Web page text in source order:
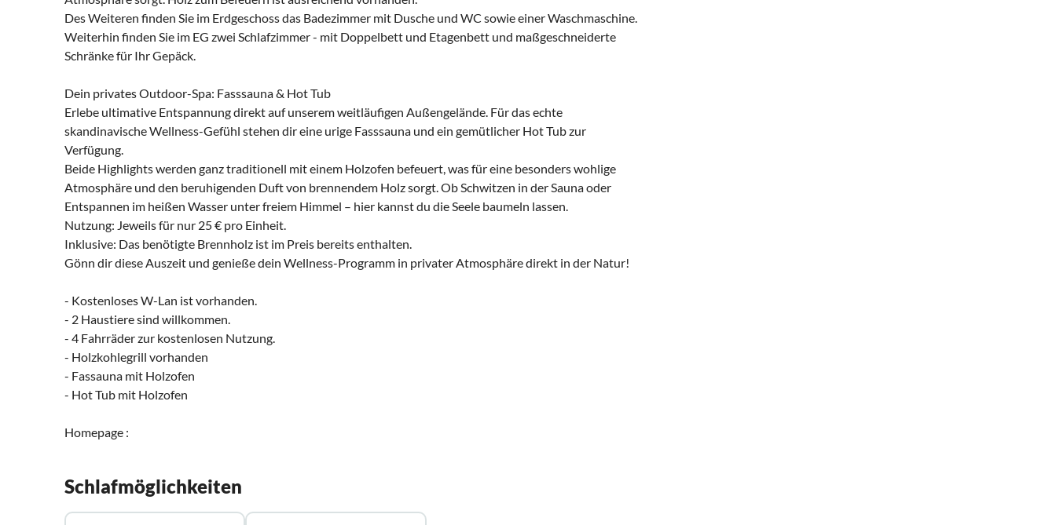
Des Weiteren finden Sie im Erdgeschoss das Badezimmer mit Dusche und WC sowie einer Waschmaschine.
Weiterhin finden Sie im EG zwei Schlafzimmer - mit Doppelbett und Etagenbett und maßgeschneiderte
Schränke für Ihr Gepäck.
Dein privates Outdoor-Spa: Fasssauna & Hot Tub
Erlebe ultimative Entspannung direkt auf unserem weitläufigen Außengelände. Für das echte
skandinavische Wellness-Gefühl stehen dir eine urige Fasssauna und ein gemütlicher Hot Tub zur
Verfügung.
Beide Highlights werden ganz traditionell mit einem Holzofen befeuert, was für eine besonders wohlige
Atmosphäre und den beruhigenden Duft von brennendem Holz sorgt. Ob Schwitzen in der Sauna oder
Entspannen im heißen Wasser unter freiem Himmel – hier kannst du die Seele baumeln lassen.
Nutzung: Jeweils für nur 25 € pro Einheit.
Inklusive: Das benötigte Brennholz ist im Preis bereits enthalten.
Gönn dir diese Auszeit und genieße dein Wellness-Programm in privater Atmosphäre direkt in der Natur!
- Kostenloses W-Lan ist vorhanden.
- 2 Haustiere sind willkommen.
- 4 Fahrräder zur kostenlosen Nutzung.
- Holzkohlegrill vorhanden
- Fassauna mit Holzofen
- Hot Tub mit Holzofen
Homepage :
Schlafmöglichkeiten